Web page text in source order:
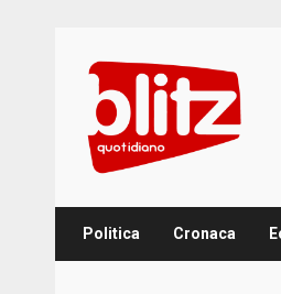
content
Politica Cronaca